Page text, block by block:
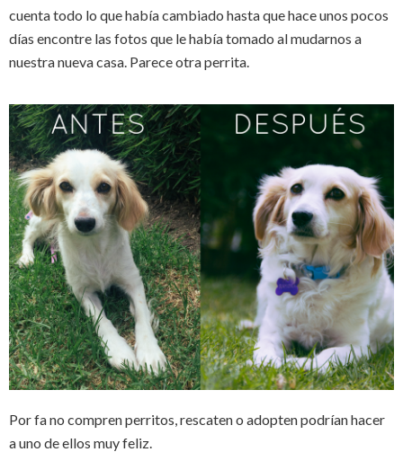
cuenta todo lo que había cambiado hasta que hace unos pocos
días encontre las fotos que le había tomado al mudarnos a
nuestra nueva casa. Parece otra perrita.
Por fa no compren perritos, rescaten o adopten podrían hacer
a uno de ellos muy feliz.